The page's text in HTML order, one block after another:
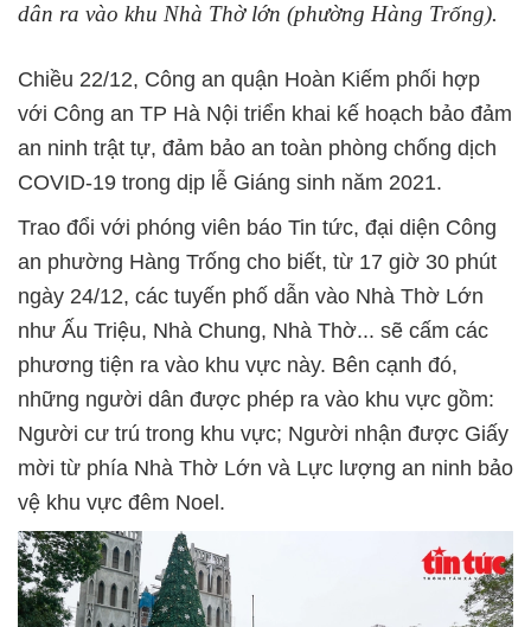
dân ra vào khu Nhà Thờ lớn (phường Hàng Trống).
Chiều 22/12, Công an quận Hoàn Kiếm phối hợp
với Công an TP Hà Nội triển khai kế hoạch bảo đảm
an ninh trật tự, đảm bảo an toàn phòng chống dịch
COVID-19 trong dịp lễ Giáng sinh năm 2021.
Trao đổi với phóng viên báo Tin tức, đại diện Công
an phường Hàng Trống cho biết, từ 17 giờ 30 phút
ngày 24/12, các tuyến phố dẫn vào Nhà Thờ Lớn
như Ấu Triệu, Nhà Chung, Nhà Thờ... sẽ cấm các
phương tiện ra vào khu vực này. Bên cạnh đó,
những người dân được phép ra vào khu vực gồm:
Người cư trú trong khu vực; Người nhận được Giấy
mời từ phía Nhà Thờ Lớn và Lực lượng an ninh bảo
vệ khu vực đêm Noel.